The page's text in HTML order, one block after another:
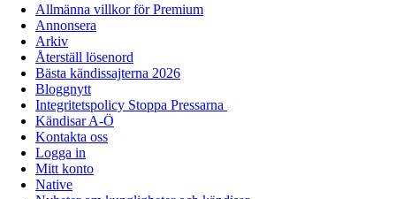
Allmänna villkor för Premium
Annonsera
Arkiv
Återställ lösenord
Bästa kändissajterna 2026
Bloggnytt
Integritetspolicy Stoppa Pressarna
Kändisar A-Ö
Kontakta oss
Logga in
Mitt konto
Native